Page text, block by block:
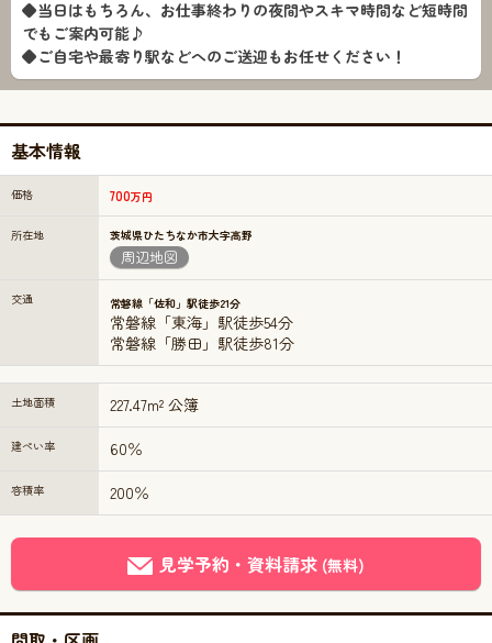
◆当日はもちろん、お仕事終わりの夜間やスキマ時間など短時間
でもご案内可能♪
◆ご自宅や最寄り駅などへのご送迎もお任せください！
基本情報
価格 700万円
所在地 茨城県ひたちなか市大字高野
周辺地図
交通 常磐線「佐和」駅徒歩21分
常磐線「東海」駅徒歩54分
常磐線「勝田」駅徒歩81分
土地面積 227.47m² 公簿
建ぺい率 60％
容積率 200％
見学予約・資料請求 (無料)